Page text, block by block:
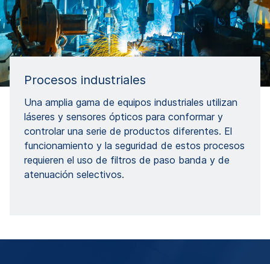
Procesos industriales
Una amplia gama de equipos industriales utilizan
láseres y sensores ópticos para conformar y
controlar una serie de productos diferentes. El
funcionamiento y la seguridad de estos procesos
requieren el uso de filtros de paso banda y de
atenuación selectivos.